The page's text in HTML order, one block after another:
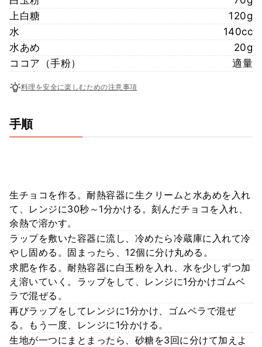
上白糖
120g
水
140cc
水あめ
20g
ココア（手粉）
適量
料理を安全に楽しむための注意事項
手順
生チョコを作る。耐熱容器に生クリームと水あめを入れ
て、レンジに30秒～1分かける。刻んだチョコを入れ、
余熱で溶かす。
ラップを敷いた容器に流し、冷めたら冷蔵庫に入れて冷
やし固める。固まったら、12個に分け丸める。
求肥を作る。耐熱容器に白玉粉を入れ、水を少しずつ加
え溶いていく。ラップをして、レンジに1分かけゴムベ
ラで混ぜる。
再びラップをしてレンジに1分かけ、ゴムベラで混ぜ
る。もう一度、レンジに1分かける。
生地が一つにまとまったら、砂糖を3回に分けて加えよ